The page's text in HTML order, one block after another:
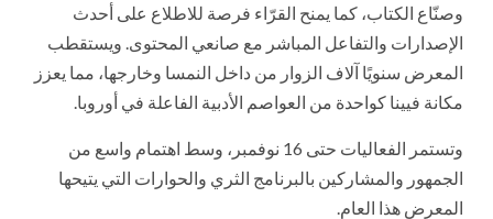
وصنّاع الكتاب، كما يمنح القرّاء فرصة للاطلاع على أحدث
الإصدارات والتفاعل المباشر مع صانعي المحتوى. ويستقطب
المعرض سنويًا آلاف الزوار من داخل النمسا وخارجها، مما يعزز
مكانة فيينا كواحدة من العواصم الأدبية الفاعلة في أوروبا.
وتستمر الفعاليات حتى 16 نوفمبر، وسط اهتمام واسع من
الجمهور والمشاركين بالبرنامج الثري والحوارات التي يتيحها
المعرض هذا العام.